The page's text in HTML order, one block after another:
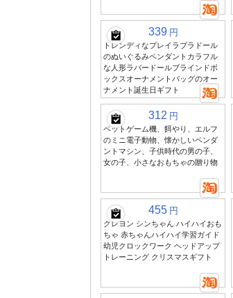
339 円
トレンディなプレイラブラドール
のぬいぐるみペンダントカラフル
な人形ラバードールブラインドボ
ックスオーナメントバッグのオー
ナメント誕生日ギフト
312 円
ペットゲーム機、餌やり、エルフ
のミニ電子動物、懐かしいペンダ
ントマシン、子供時代の男の子、
女の子、小さなおもちゃの贈り物
455 円
クレヨン シンちゃん ハイハイおも
ちゃ 赤ちゃんハイハイ学習ガイド
幼児クロックワーク ヘッドアップ
トレーニング クリスマスギフト